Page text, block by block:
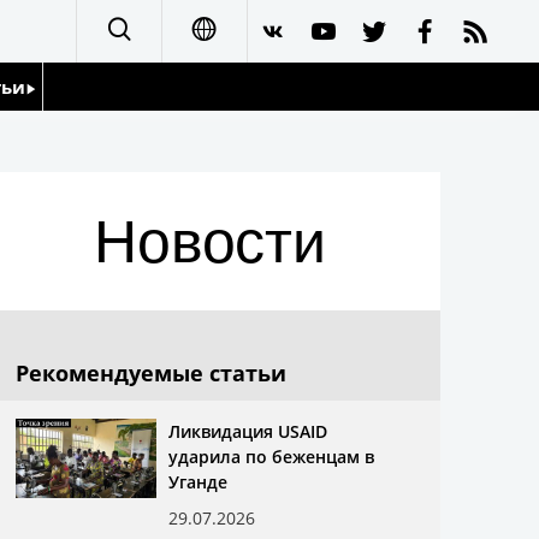
العربية
Новости
Рекомендуемые статьи
Ликвидация USAID
ударила по беженцам в
Уганде
29.07.2026